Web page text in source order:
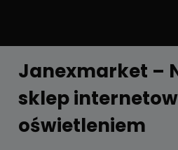
Janexmarket –
sklep
oświetleniem